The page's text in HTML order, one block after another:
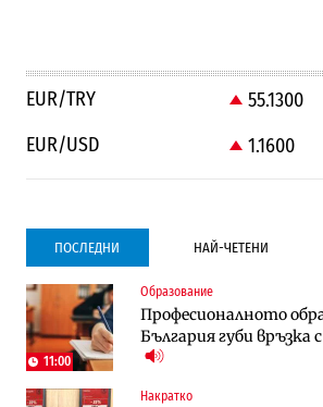
EUR/TRY 55.1300
EUR/USD
1.1600
ПОСЛЕДНИ НАЙ-ЧЕТЕНИ
11:00
Образование
Професионалното
България губи връзка
Накратко
Градоустройство
Столична община
преместването на
трасе по бул.
Компании
Компании
Vivacom предлага над
90% отстъпка през
Градоустройство